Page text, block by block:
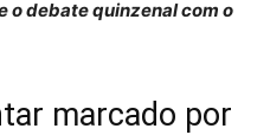
o debate quinzenal com o
marcado por